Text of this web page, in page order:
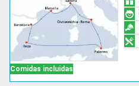
Comidas incluidas